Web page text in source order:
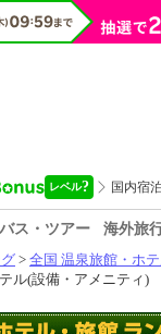
ス・ツアー
海外旅
> 全国 温泉旅館・ホ
ル(設備・アメニティ)